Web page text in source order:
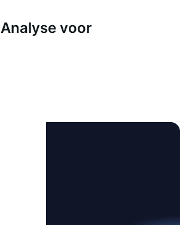
Analyse voor